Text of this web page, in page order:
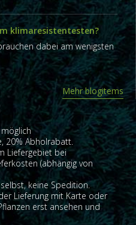
klimaresistentesten?
dabei am wenigsten
Mehr blogitems
20% Abholrabatt.
Liefergebiet bei
(abhängig von
keine Spedition.
Lieferung mit Karte oder
erst ansehen und